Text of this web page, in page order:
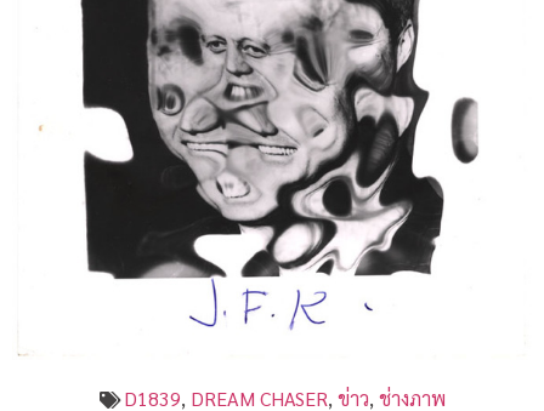
D1839, DREAM CHASER, ข่าว, ช่างภาพ